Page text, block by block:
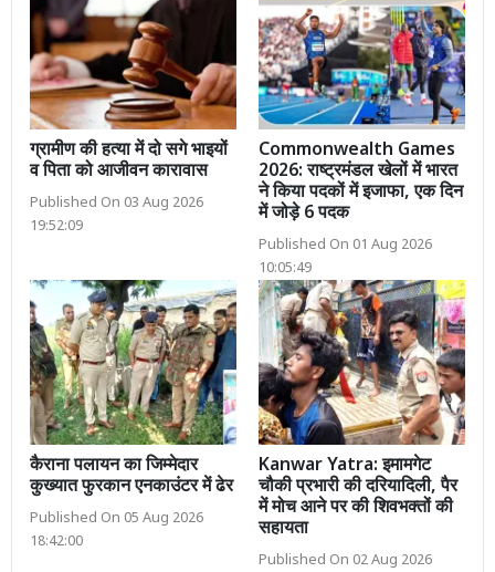
ग्रामीण की हत्या में दो सगे भाइयों
व पिता को आजीवन कारावास
Published On 03 Aug 2026
19:52:09
Commonwealth Games
2026: राष्ट्रमंडल खेलों में भारत
ने किया पदकों में इजाफा, एक दिन
में जोड़े 6 पदक
Published On 01 Aug 2026
10:05:49
कैराना पलायन का जिम्मेदार
कुख्यात फुरकान एनकाउंटर में ढेर
Published On 05 Aug 2026
18:42:00
Kanwar Yatra: इमामगेट
चौकी प्रभारी की दरियादिली, पैर
में मोच आने पर की शिवभक्तों की
सहायता
Published On 02 Aug 2026